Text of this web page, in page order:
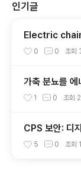
인기글
Electric chain
의 특징 및 주의
0 0 조회
가축 분뇨를
축분 바이오차
1 0 조회 2
CPS 보안: 디
5 0 조회 1